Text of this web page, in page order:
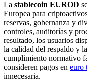
La stablecoin EUROD
Europea para
reservas, gobernanza y
controles, auditorías y
resultado, los usuarios
la calidad del respaldo y
cumplimiento normativo
consideren pagos en euro
innecesaria.